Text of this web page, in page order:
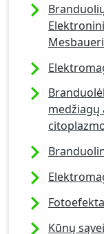
Kūnų